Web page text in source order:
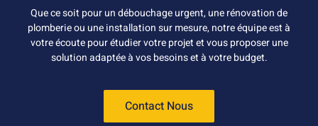
Que ce soit pour un débouchage urgent, une rénovation de
plomberie ou une installation sur mesure, notre équipe est à
votre écoute pour étudier votre projet et vous proposer une
solution adaptée à vos besoins et à votre budget.
Contact Nous